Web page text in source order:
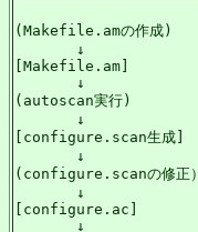
(Makefile.amの作成)
       ↓
[Makefile.am]
       ↓
(autoscan実行)
       ↓
[configure.scan生成]
       ↓
(configure.scanの修正）
       ↓
[configure.ac]
       ↓